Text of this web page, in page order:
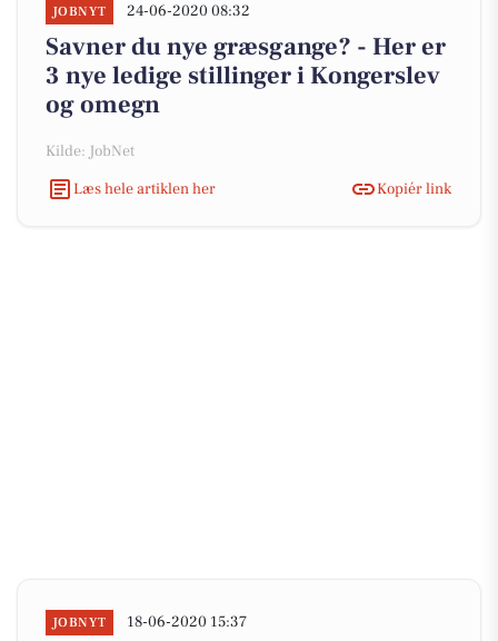
JOBNYT 24-06-2020 08:32
Savner du nye græsgange? - Her er
3 nye ledige stillinger i Kongerslev
og omegn
Kilde: JobNet
Læs hele artiklen her
Kopiér link
JOBNYT 18-06-2020 15:37